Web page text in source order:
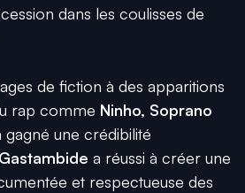
dans les coulisses de
de fiction à des apparitions
rap comme Ninho, Soprano
gagné une crédibilité
a réussi à créer une
et respectueuse des